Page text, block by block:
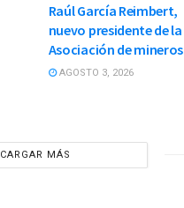
Raúl García Reimbert,
nuevo presidente de la
Asociación de mineros
AGOSTO 3, 2026
CARGAR MÁS